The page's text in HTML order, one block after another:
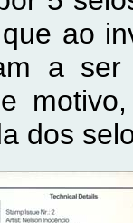
ao
a ser
dos